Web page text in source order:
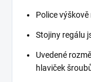
Police
Stojiny regálu
Uvedené
hlaviček